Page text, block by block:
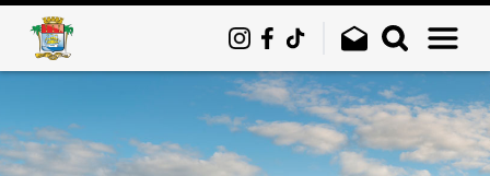
Panneau de gestion des cookies